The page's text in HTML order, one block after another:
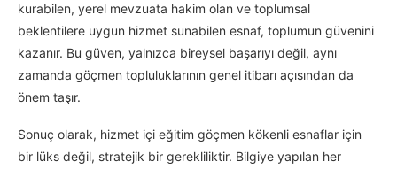
kurabilen, yerel mevzuata hakim olan ve toplumsal
beklentilere uygun hizmet sunabilen esnaf, toplumun güvenini
kazanır. Bu güven, yalnızca bireysel başarıyı değil, aynı
zamanda göçmen topluluklarının genel itibarı açısından da
önem taşır.
Sonuç olarak, hizmet içi eğitim göçmen kökenli esnaflar için
bir lüks değil, stratejik bir gerekliliktir. Bilgiye yapılan her